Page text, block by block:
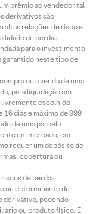
prêmio ao vendedor tal
derivativos são
altas relações de risco e
de perdas
para o investimento
garantido neste tipo de
ou a venda de uma
para liquidação em
livremente escolhido
dias e máximo de 999
de uma parcela
em mercado, em
requer um depósito de
cobertura ou
de perdas
ou determinante de
derivativo, podendo
ou produto físico. É